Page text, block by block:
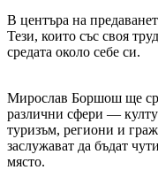
В центъра на
Тези, които със своя
средата около себе си.
Мирослав Боршош ще
различни сфери —
туризъм, региони и
заслужават да бъдат
място.